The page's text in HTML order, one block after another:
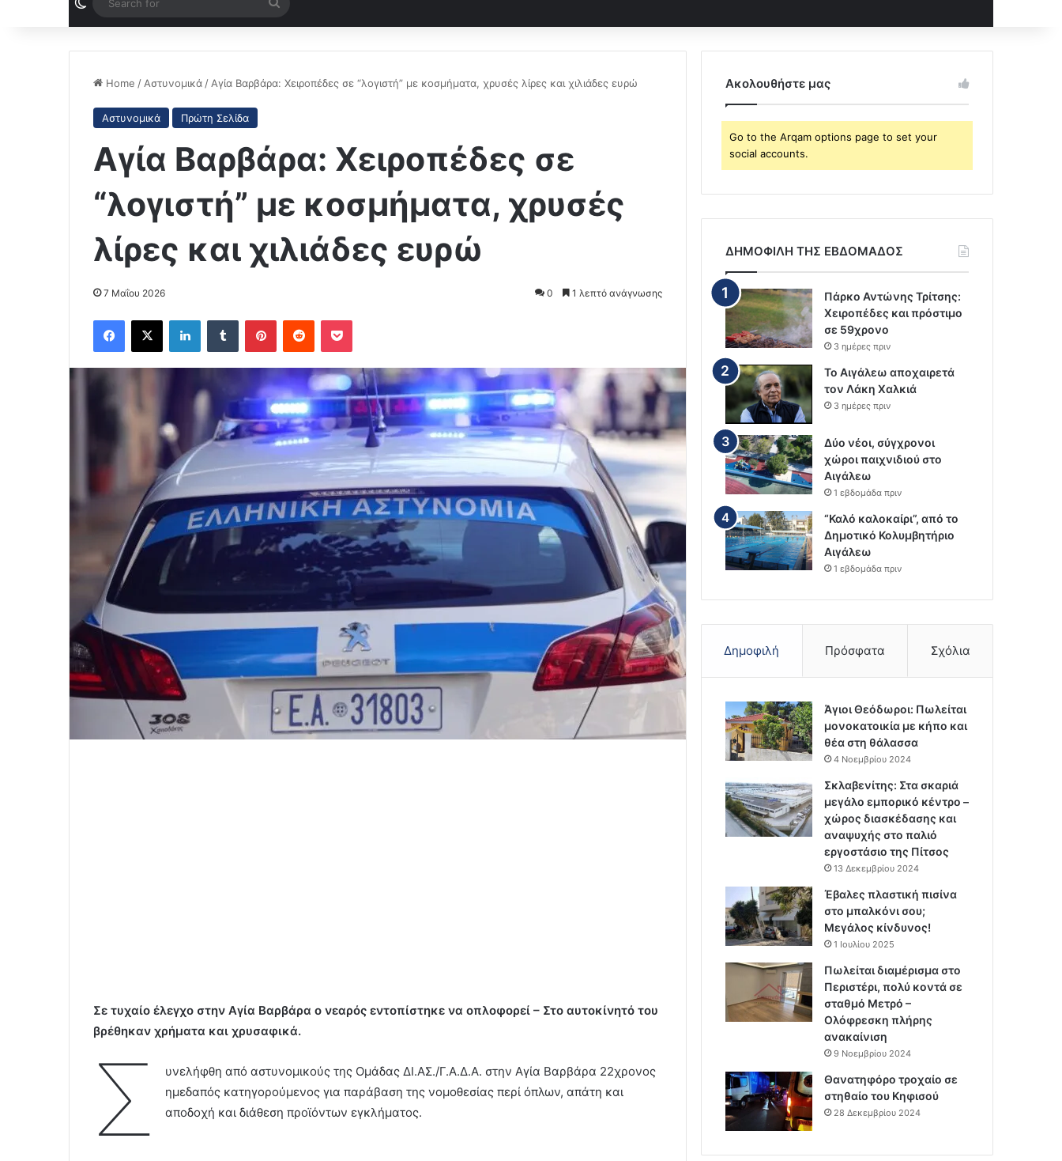
for
Home / Αστυνομικά / Αγία Βαρβάρα: Χειροπέδες σε “λογιστή” με κοσμήματα, χρυσές λίρες και χιλιάδες ευρώ
Αστυνομικά Πρώτη Σελίδα
Αγία Βαρβάρα: Χειροπέδες σε
“λογιστή” με κοσμήματα, χρυσές
λίρες και χιλιάδες ευρώ
7 Μαΐου 2026 0 1 λεπτό ανάγνωσης
Facebook
X LinkedInTumblr PinterestReddit Pocket
Σε τυχαίο έλεγχο στην Αγία Βαρβάρα ο νεαρός εντοπίστηκε να οπλοφορεί – Στο αυτοκίνητό του
βρέθηκαν χρήματα και χρυσαφικά.
Σ
υνελήφθη από αστυνομικούς της Ομάδας ΔΙ.ΑΣ./Γ.Α.Δ.Α. στην Αγία Βαρβάρα 22χρονος
ημεδαπός κατηγορούμενος για παράβαση της νομοθεσίας περί όπλων, απάτη και
αποδοχή και διάθεση προϊόντων εγκλήματος.
Ακολουθήστε μας
Go to the Arqam options page to set your
social accounts.
ΔΗΜΟΦΙΛΗ ΤΗΣ ΕΒΔΟΜΑΔΟΣ
Πάρκο Αντώνης Τρίτσης:
Χειροπέδες και πρόστιμο
σε 59χρονο
3 ημέρες πριν
Το Αιγάλεω αποχαιρετά
τον Λάκη Χαλκιά
3 ημέρες πριν
Δύο νέοι, σύγχρονοι
χώροι παιχνιδιού στο
Αιγάλεω
1 εβδομάδα πριν
“Καλό καλοκαίρι”, από το
Δημοτικό Κολυμβητήριο
Αιγάλεω
1 εβδομάδα πριν
Δημοφιλή Πρόσφατα Σχόλια
Άγιοι Θεόδωροι: Πωλείται
μονοκατοικία με κήπο και
θέα στη θάλασσα
4 Νοεμβρίου 2024
Σκλαβενίτης: Στα σκαριά
μεγάλο εμπορικό κέντρο –
χώρος διασκέδασης και
αναψυχής στο παλιό
εργοστάσιο της Πίτσος
13 Δεκεμβρίου 2024
Έβαλες πλαστική πισίνα
στο μπαλκόνι σου;
Μεγάλος κίνδυνος!
1 Ιουλίου 2025
Πωλείται διαμέρισμα στο
Περιστέρι, πολύ κοντά σε
σταθμό Μετρό –
Ολόφρεσκη πλήρης
ανακαίνιση
9 Νοεμβρίου 2024
Θανατηφόρο τροχαίο σε
στηθαίο του Κηφισού
28 Δεκεμβρίου 2024